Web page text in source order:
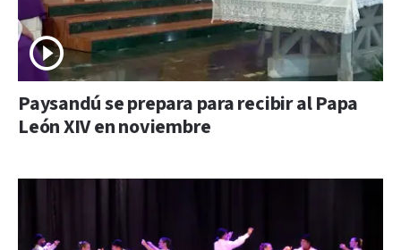
Paysandú se prepara para recibir al Papa
León XIV en noviembre